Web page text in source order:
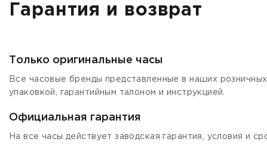
Гарантия и возврат
Только оригинальные часы
Все часовые бренды представленные в наших
упаковкой, гарантийным талоном и инструкцией.
Официальная гарантия
На все часы действует заводская гарантия, условия и